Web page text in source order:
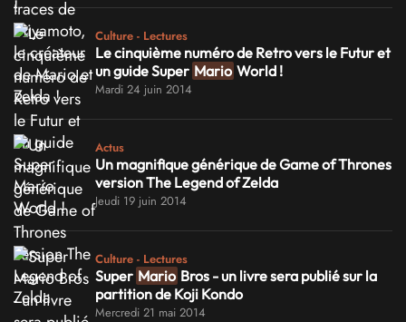
Culture - Lectures
Le cinquième numéro de Retro vers le Futur et
un guide Super Mario World !
Mardi 24 juin 2014
Actus
Un magnifique générique de Game of Thrones
version The Legend of Zelda
Jeudi 19 juin 2014
Culture - Lectures
Super Mario Bros - un livre sera publié sur la
partition de Koji Kondo
Mercredi 21 mai 2014